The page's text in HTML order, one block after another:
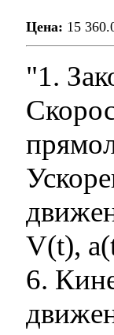
Цена: 15
"1.
V(t),
6.